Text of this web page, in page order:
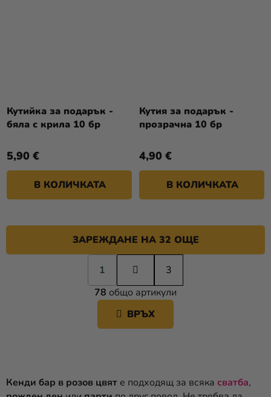
Кутийка за подарък -
бяла с крила 10 бр
5,90 €
В КОЛИЧКАТА
Кутия за подарък -
прозрачна 10 бр
4,90 €
В КОЛИЧКАТА
К
О
Н
Т
И
ЗАРЕЖДАНЕ НА 32 ОЩЕ
П
а
г
и
а
ц
1
3
78 общо артикули
ВРЪХ
Кенди бар в розов цвят е подходящ за всяка сватба,